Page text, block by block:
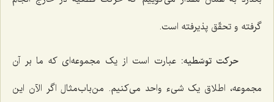
گرفته و تحقّق پذیرفته است.
حرکت توسّطیه:عبارت است از یک مجموعه‌ای که ما بر آن
مجموعه، اطلاق یک شیء واحد می‌کنیم. من‌باب‌مثال اگر الآن این